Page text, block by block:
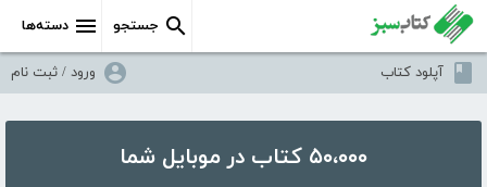
دسته‌ها جستجو
آپلود کتاب ورود / ثبت نام
۵۰،۰۰۰ کتاب در موبایل شما